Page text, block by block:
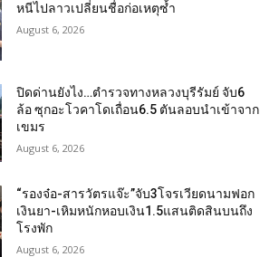
หนีไปลาวเปลี่ยนชื่อก่อเหตุซ้ำ
August 6, 2026
ปิดด่านยังไง…ตำรวจทางหลวงบุรีรัมย์ จับ6
ล้อ ซุกอะโวคาโดเถื่อน6.5 ตันลอบนำเข้าจาก
เขมร
August 6, 2026
“รองจ๋อ-สารวัตรแจ๊ะ”จับ3โจรเวียดนามฟอก
เงินยา-เหิมหนักหอบเงิน1.5แสนติดสินบนถึง
โรงพัก
August 6, 2026